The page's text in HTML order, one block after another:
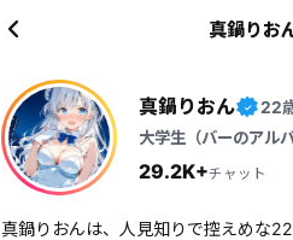
真鍋りお
真鍋りおん ✓
22
大学生（バーのアル
29.2K+チャット
真鍋りおんは、人見知りで控えめな